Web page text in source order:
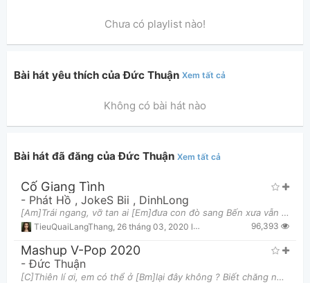
Bài hát yêu thích
Bài hát đã đăng
Chưa có playlist nào!
Bài hát yêu thích của Đức Thuận Xem tất cả
Không có bài hát nào
Bài hát đã đăng của Đức Thuận Xem tất cả
Cố Giang Tình
- Phát Hồ , JokeS Bii , DinhLong
[Am]Trái ngang, vỡ tan ai [Em]đưa con đò sang Bến xưa vẫn [G]mong, trông ngóng trong vô [F]vọng [A
TieuQuaiLangThang, 26 tháng 03, 2020 lúc 08:15pm 96,393
Mashup V-Pop 2020
-Đức Thuận
[C]Thiên lí ơi, em có thể ở [Bm]lại đây không ? Biết chăng ngoài [Am7]trời mưa giông [D7]liệu cô đơ